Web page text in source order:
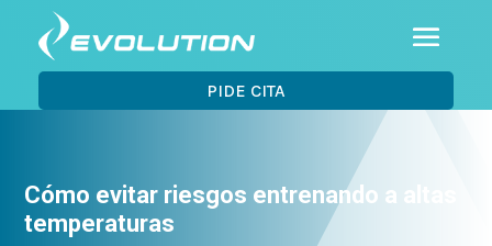
PIDE CITA
Cómo evitar riesgos entrenando a altas
temperaturas